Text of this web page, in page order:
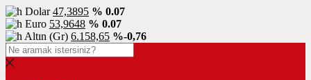
Dolar47,3895 % 0.07
Euro 53,9648 % 0.07
Altın (Gr) 6.158,65 %-0,76